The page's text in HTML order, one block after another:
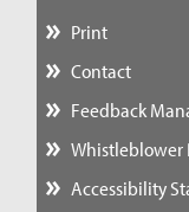
Print
Contact
Feedback
Whistleblower
Accessibility